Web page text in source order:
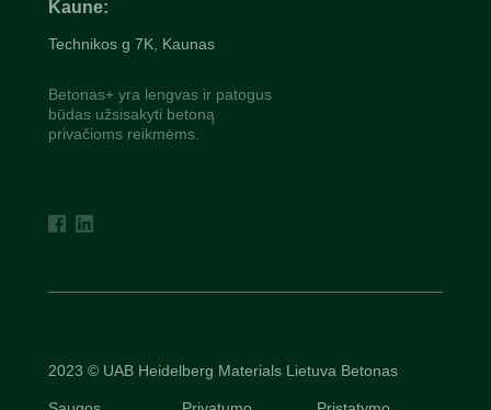
Betonas+ yra lengvas ir patogus
būdas užsisakyti betoną
privačioms reikmėms.
Kaune:
Technikos g 7K, Kaunas
2023 © UAB Heidelberg Materials Lietuva Betonas